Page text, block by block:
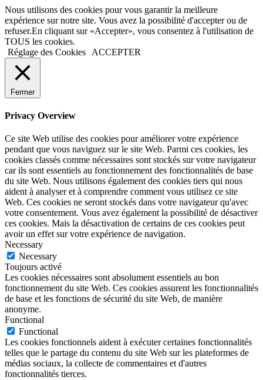
Nous utilisons des cookies pour vous garantir la meilleure
expérience sur notre site. Vous avez la possibilité d'accepter ou de
refuser.En cliquant sur «Accepter», vous consentez à l'utilisation de
TOUS les cookies.
Réglage des Cookies
ACCEPTER
Fermer
Privacy Overview
Ce site Web utilise des cookies pour améliorer votre expérience
pendant que vous naviguez sur le site Web. Parmi ces cookies, les
cookies classés comme nécessaires sont stockés sur votre navigateur
car ils sont essentiels au fonctionnement des fonctionnalités de base
du site Web. Nous utilisons également des cookies tiers qui nous
aident à analyser et à comprendre comment vous utilisez ce site
Web. Ces cookies ne seront stockés dans votre navigateur qu'avec
votre consentement. Vous avez également la possibilité de désactiver
ces cookies. Mais la désactivation de certains de ces cookies peut
avoir un effet sur votre expérience de navigation.
Necessary
Necessary
Toujours activé
Les cookies nécessaires sont absolument essentiels au bon
fonctionnement du site Web. Ces cookies assurent les fonctionnalités
de base et les fonctions de sécurité du site Web, de manière
anonyme.
Functional
Functional
Les cookies fonctionnels aident à exécuter certaines fonctionnalités
telles que le partage du contenu du site Web sur les plateformes de
médias sociaux, la collecte de commentaires et d'autres
fonctionnalités tierces.